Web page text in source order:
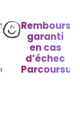
garanti
en cas
d’échec
Parcoursup